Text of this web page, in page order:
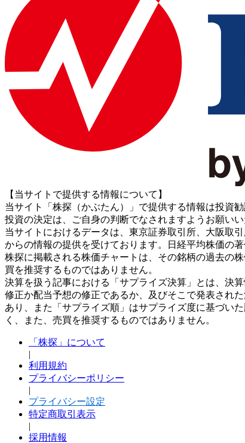
【当サイトで提供する情報について】
当サイト「株探（かぶたん）」で提供する情報は投資
投資の決定は、ご自身の判断でなされますようお願いい
当サイトにおけるデータは、東京証券取引所、大阪取引
からの情報の提供を受けております。日経平均株価の
株探に掲載される株価チャートは、その銘柄の過去の
買を推奨するものではありません。
決算を扱う記事における「サプライズ決算」とは、決
修正か配当予想の修正であるか、及びそこで発表され
あり、また「サプライズ順」はサプライズ度に基づい
く、また、売買を推奨するものではありません。
「株探」について
|
利用規約
プライバシーポリシー
|
プライバシー設定
特定商取引表示
|
採用情報